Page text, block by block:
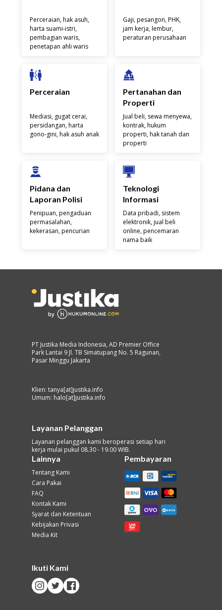
Perceraian, hak asuh,
harta suami-istri,
pembagian waris,
penetapan ahli waris
Gaji, pesangon, PHK,
jam kerja, lembur,
peraturan perusahaan
Perceraian
Mediasi, gugat cerai,
persidangan, harta
gono-gini, hak asuh anak
Pertanahan dan
Properti
Jual beli, sewa menyewa,
kontrak, hukum
properti, hak tanah dan
properti
Pidana dan
Laporan Polisi
Penipuan, pengaduan
permasalahan,
kekerasan, pencurian
Teknologi
Informasi
Data pribadi, sistem
elektronik, jual beli
online, pencemaran
nama baik
PT Justika Media Indonesia, AD Premier Office
Park Lantai 9 Jl. TB Simatupang No. 5 Ragunan,
Pasar Minggu Jakarta
Klien: tanya[at]justika.info
Umum: halo[at]justika.info
Layanan Pelanggan
Layanan pelanggan kami beroperasi setiap hari
kerja mulai pukul 08.30 - 19.00 WIB.
Lainnya
Tentang Kami
Cara Pakai
FAQ
Kontak Kami
Syarat dan Ketentuan
Kebijakan Privasi
Media Kit
Ikuti Kami
Pembayaran